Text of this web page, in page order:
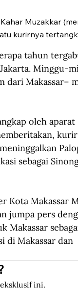
Muzakkar
kurirnya
tahun
Minggu-
dari Makassar–
oleh aparat
kurir
sebagai
Kota Makassar
jumpa pers
Makassar
di Makassar dan
ini.